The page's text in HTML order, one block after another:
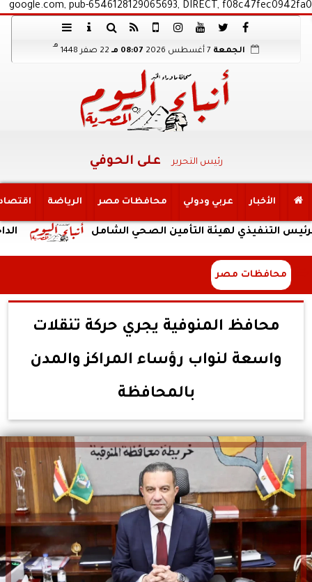
google.com, pub-6546128129065693, DIRECT, f08c47fec0942fa0
الجمعة 08:07 مـ 22 صفر 1448
هـ
رئيس التحرير على الحوفي
الأخبار عربي ودولي محافظات مصر الرياضة
الداخلية: لهيئة التأمين الصحي الشامل
محافظات مصر
محافظ المنوفية يجري حركة تنقلات
واسعة لنواب رؤساء المراكز والمدن
بالمحافظة